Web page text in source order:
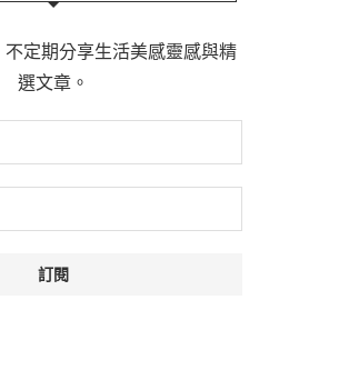
定期分享生活美感靈感與精
選文章。